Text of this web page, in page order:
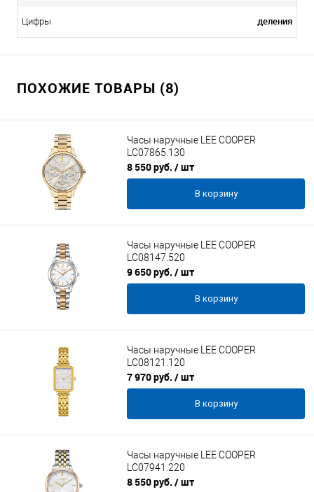
Цифры деления
ПОХОЖИЕ ТОВАРЫ (8)
Часы наручные LEE COOPER
LC07865.130
8 550 руб. / шт
В корзину
Часы наручные LEE COOPER
LC08147.520
9 650 руб. / шт
В корзину
Часы наручные LEE COOPER
LC08121.120
7 970 руб. / шт
В корзину
Часы наручные LEE COOPER
LC07941.220
8 550 руб. / шт